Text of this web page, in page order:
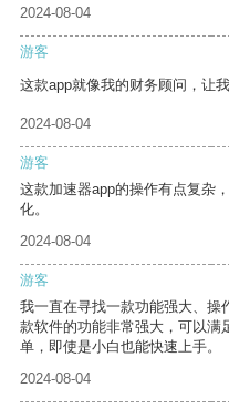
2024-08-04
游客
这款app就像我的财务顾问，让
2024-08-04
游客
这款加速器app的操作有点复杂
化。
2024-08-04
游客
我一直在寻找一款功能强大、操
款软件的功能非常强大，可以满
单，即使是小白也能快速上手。
2024-08-04